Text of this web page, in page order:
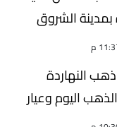
الشروق
النهاردة
اليوم وعيار